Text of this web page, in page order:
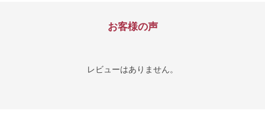
お客様の声
レビューはありません。